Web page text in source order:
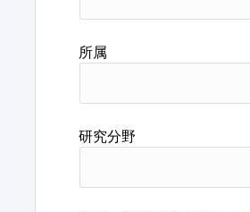
所属
研究分野